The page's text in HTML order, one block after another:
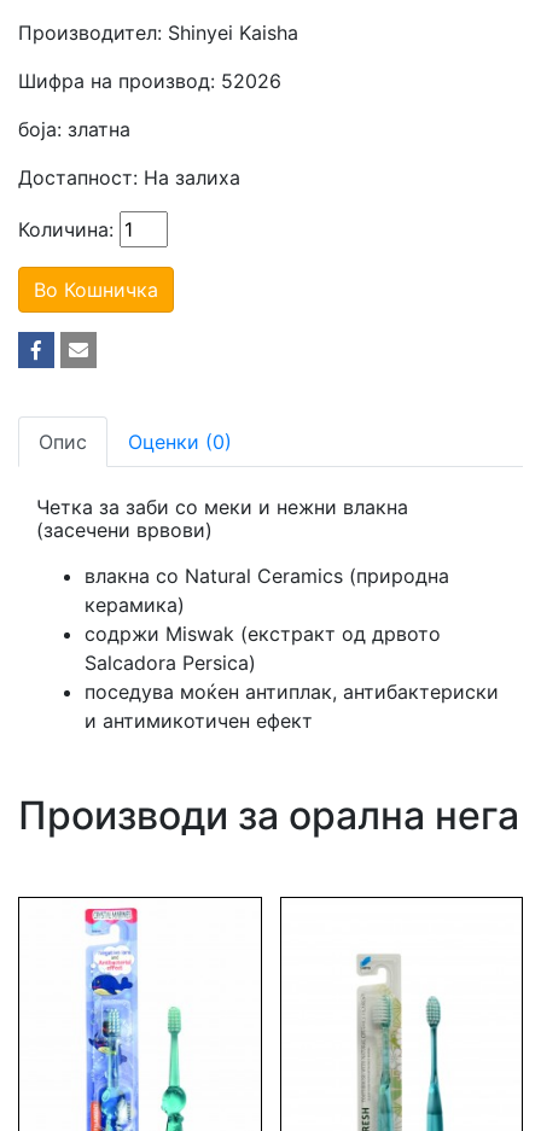
Производител: Shinyei Kaisha
Шифра на производ: 52026
боја: златна
Достапност: На залиха
Количина:
Во Кошничка
Опис Оценки (0)
Четка за заби со меки и нежни влакна
(засечени врвови)
влакна со Natural Ceramics (природна
керамика)
содржи Miswak (екстракт од дрвото
Salcadora Persica)
поседува моќен антиплак, антибактериски
и антимикотичен ефект
Производи за орална нега